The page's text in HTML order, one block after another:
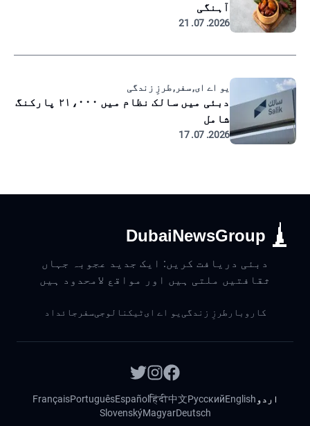
آہنگی
2026. 07. 21
یو اے ای, سفر, طرزِ زندگی
دبئی میں سالک نظام میں ۲۱،۰۰۰ پارکنگ
شامل
2026. 07. 17
DubaiNewsGroup
دبئی دریافت کریں: ایک جدید عجوبہ جہاں
ثقافتیں ملتی ہیں اور مواقع لامحدود ہیں
کاروبار طرزِ زندگی یو اے ایٹیکنالوجیسفر جائداد
اردو English
Русский
中文
हिंदी
Español
Português
Français
Deutsch
Magyar
Slovenský